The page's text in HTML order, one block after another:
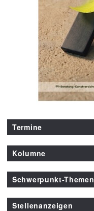
Termine
Kolumne
Schwerpunkt-Themen
Stellenanzeigen